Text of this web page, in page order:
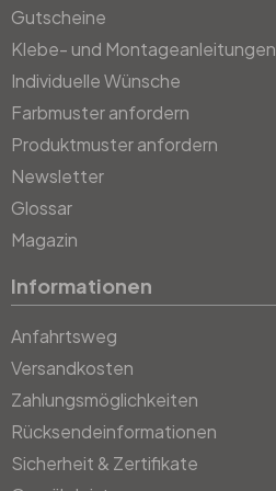
Gutscheine
Klebe- und Montageanleitungen
Individuelle Wünsche
Farbmuster anfordern
Produktmuster anfordern
Newsletter
Glossar
Magazin
Informationen
Anfahrtsweg
Versandkosten
Zahlungsmöglichkeiten
Rücksendeinformationen
Sicherheit & Zertifikate